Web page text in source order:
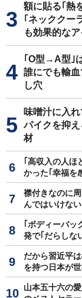
額に貼る｢熱
｢ネッククー
も効果的な
｢O型→A型｣
誰にでも輸
し穴
味噌汁に入
パイクを抑
材
｢高収入の人
かった｢幸福を
襟付きなのに
んではいけな
｢ボディーバ
発で｢だらしな
だから習近平
を持つ日本が
山本五十六の